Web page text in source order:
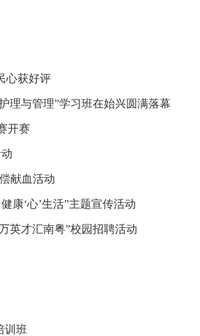
心获好评
理与管理”学习班在始兴圆满落幕
开赛
献血活动
康‘心’生活”主题宣传活动
英才汇南粤”校园招聘活动
训班